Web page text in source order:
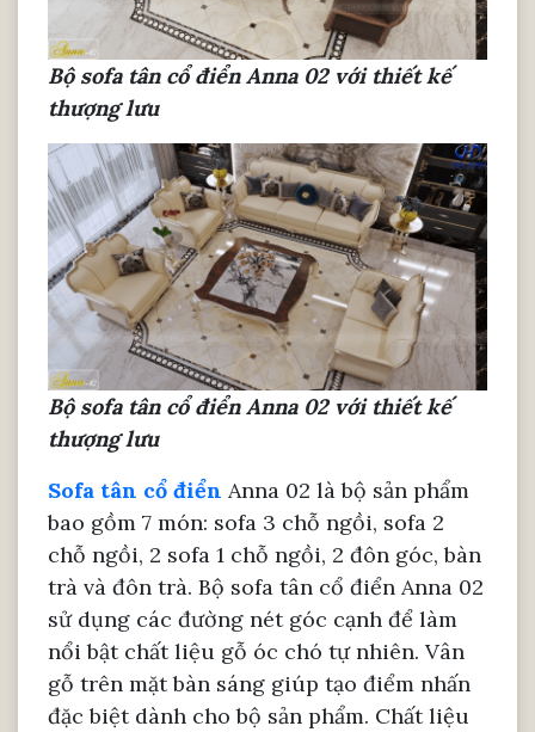
Bộ sofa tân cổ điển Anna 02 với thiết kế
thượng lưu
Bộ sofa tân cổ điển Anna 02 với thiết kế
thượng lưu
Sofa tân cổ điển Anna 02 là bộ sản phẩm
bao gồm 7 món: sofa 3 chỗ ngồi, sofa 2
chỗ ngồi, 2 sofa 1 chỗ ngồi, 2 đôn góc, bàn
trà và đôn trà. Bộ sofa tân cổ điển Anna 02
sử dụng các đường nét góc cạnh để làm
nổi bật chất liệu gỗ óc chó tự nhiên. Vân
gỗ trên mặt bàn sáng giúp tạo điểm nhấn
đặc biệt dành cho bộ sản phẩm. Chất liệu